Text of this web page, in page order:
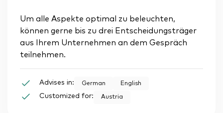
Um alle Aspekte optimal zu beleuchten,
können gerne bis zu drei Entscheidungsträger
aus Ihrem Unternehmen an dem Gespräch
teilnehmen.
Advises in: German English
Customized for: Austria